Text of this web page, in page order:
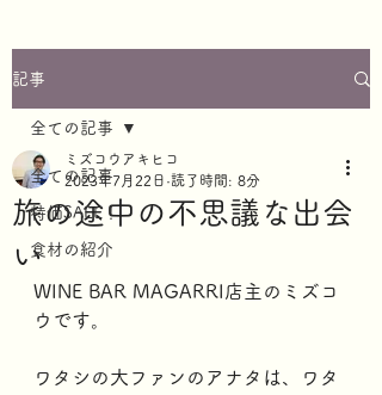
記事
全ての記事
特価SALE！
食材の紹介
全ての記事
旅の途中の不思議な出会
い
ミズコウアキヒコ
2023年7月22日 読了時間: 8分
WINE BAR MAGARRI店主のミズコ
ウです。
ワタシの大ファンのアナタは、ワタ